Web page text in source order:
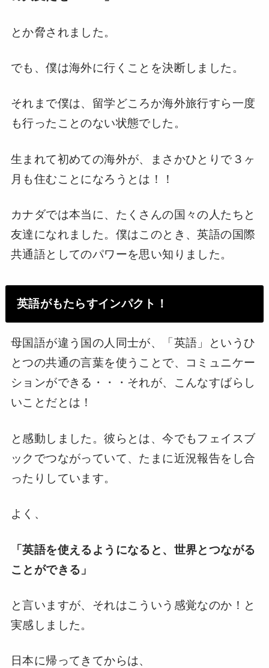
とか脅されました。
でも、僕は海外に行くことを決断しました。
それまで僕は、留学どころか海外旅行すら一度
も行ったことのない状態でした。
生まれて初めての海外が、まさかひとりで３ヶ
月も住むことになろうとは！！
カナダでは本当に、たくさんの国々の人たちと
友達になれました。僕はこのとき、英語の国際
共通語としてのパワーを思い知りました。
英語がもたらすインパクト！
母国語が違う国の人同士が、「英語」というひ
とつの共通の言葉を使うことで、コミュニケー
ションができる・・・それが、こんなすばらし
いことだとは！
と感動しました。彼らとは、今でもフェイスブ
ックでつながっていて、たまに近況報告をし合
ったりしています。
よく、
「英語を使えるようになると、世界とつながる
ことができる」
と言いますが、それはこういう感覚なのか！と
実感しました。
日本に帰ってきてからは、